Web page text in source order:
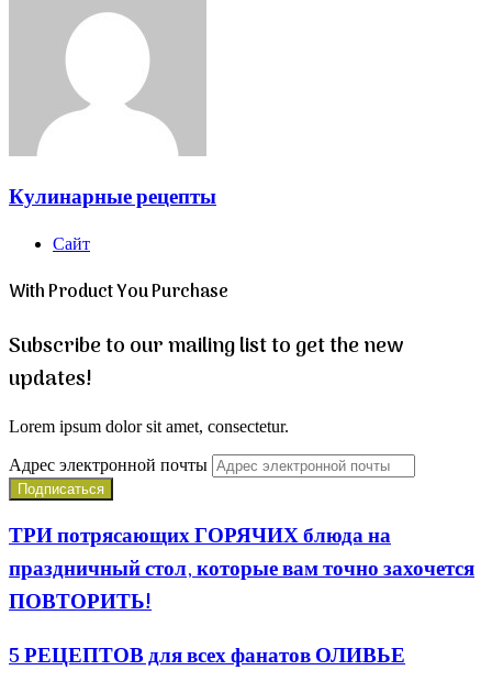
Кулинарные рецепты
Сайт
With Product You Purchase
Subscribe to our mailing list to get the new
updates!
Lorem ipsum dolor sit amet, consectetur.
Адрес электронной почты
ТРИ потрясающих ГОРЯЧИХ блюда на
праздничный стол, которые вам точно захочется
ПОВТОРИТЬ!
5 РЕЦЕПТОВ для всех фанатов ОЛИВЬЕ